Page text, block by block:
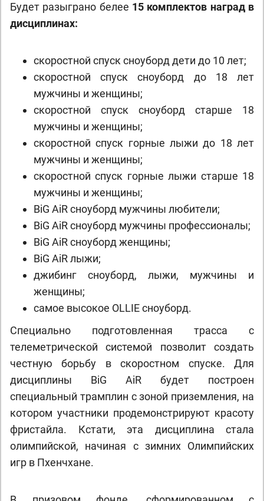
Будет разыграно белее 15 комплектов наград в
дисциплинах:
скоростной спуск сноуборд дети до 10 лет;
скоростной спуск сноуборд до 18 лет
мужчины и женщины;
скоростной спуск сноуборд старше 18
мужчины и женщины;
скоростной спуск горные лыжи до 18 лет
мужчины и женщины;
скоростной спуск горные лыжи старше 18
мужчины и женщины;
BiG AiR сноуборд мужчины любители;
BiG AiR сноуборд мужчины профессионалы;
BiG AiR сноуборд женщины;
BiG AiR лыжи;
джибинг сноуборд, лыжи, мужчины и
женщины;
самое высокое OLLIE сноуборд.
Специально подготовленная трасса с
телеметрической системой позволит создать
честную борьбу в скоростном спуске. Для
дисциплины BiG AiR будет построен
специальный трамплин с зоной приземления, на
котором участники продемонстрируют красоту
фристайла. Кстати, эта дисциплина стала
олимпийской, начиная с зимних Олимпийских
игр в Пхенчхане.